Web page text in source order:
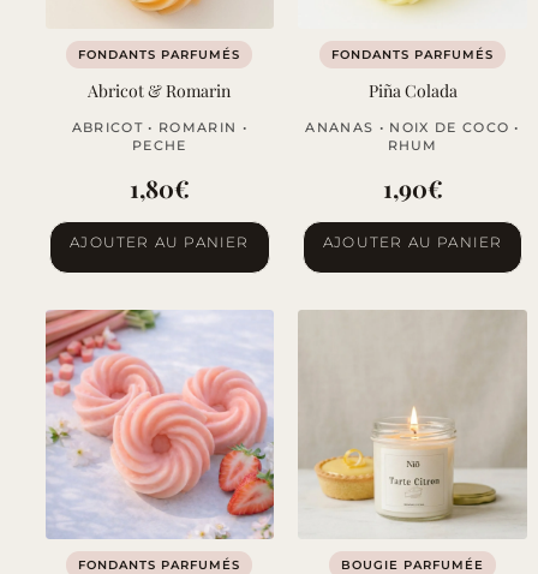
FONDANTS PARFUMÉS
Abricot & Romarin
ABRICOT • ROMARIN •
PECHE
1,80€
AJOUTER AU PANIER
FONDANTS PARFUMÉS
Piña Colada
ANANAS • NOIX DE COCO •
RHUM
1,90€
AJOUTER AU PANIER
FONDANTS PARFUMÉS BOUGIE PARFUMÉE